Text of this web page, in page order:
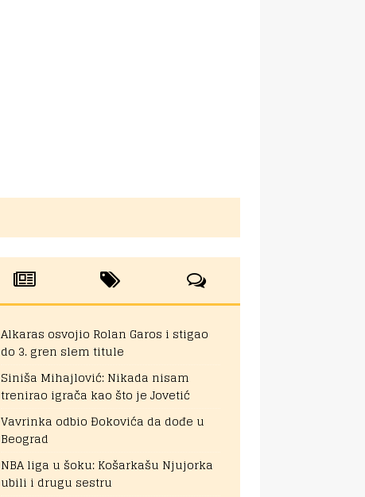
Alkaras osvojio Rolan Garos i stigao
do 3. gren slem titule
Siniša Mihajlović: Nikada nisam
trenirao igrača kao što je Jovetić
Vavrinka odbio Đokovića da dođe u
Beograd
NBA liga u šoku: Košarkašu Njujorka
ubili i drugu sestru